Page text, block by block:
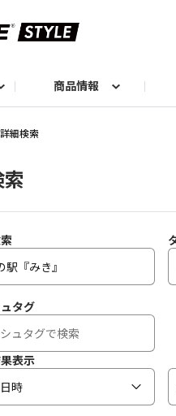
TORQUIZ【投票企画】
商品情報
ス
ォト
詳細検索
タグ
表示
時